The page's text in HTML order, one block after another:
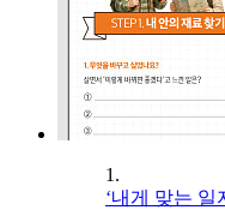
1.
‘내게 맞는 일